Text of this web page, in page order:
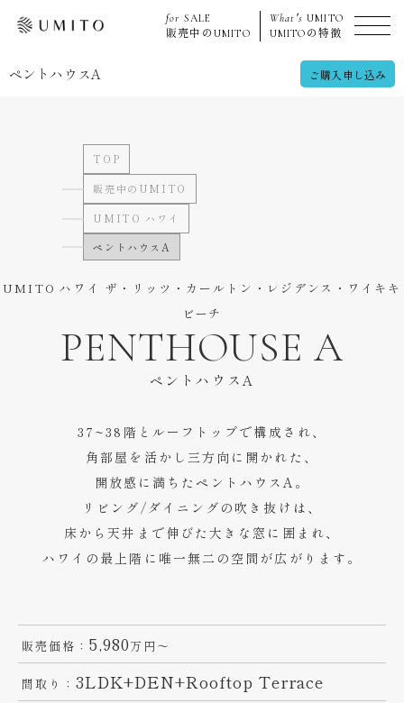
for SALE
販売中の UMITO
What's UMITO
UMITO の特徴
ペントハウスA ご購入申し込み
TOP
販売中のUMITO
UMITO ハワイ
ペントハウスA
UMITO ハワイ ザ・リッツ・カールトン・レジデンス・ワイキキ
ビーチ
PENTHOUSE A
ペントハウスA
37~38階とルーフトップで構成され、
角部屋を活かし三方向に開かれた、
開放感に満ちたペントハウスA。
リビング/ダイニングの吹き抜けは、
床から天井まで伸びた大きな窓に囲まれ、
ハワイの最上階に唯一無二の空間が広がります。
販売価格： 5,980万円〜
間取り： 3LDK+DEN+Rooftop Terrace